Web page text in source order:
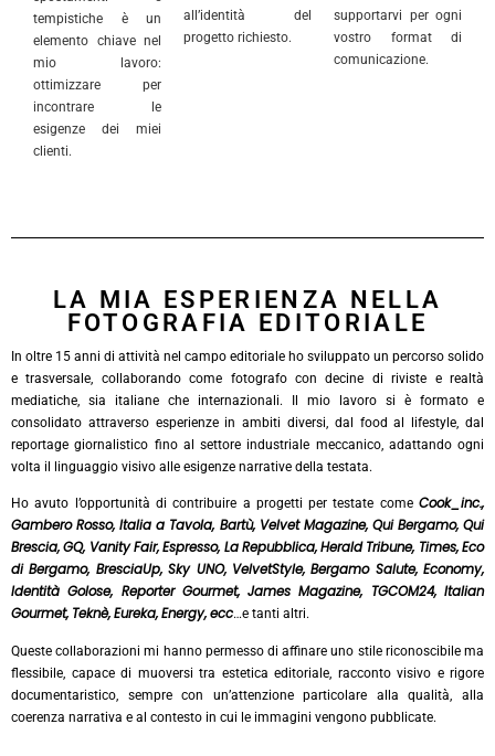
tempistiche è un
elemento chiave nel
mio lavoro:
ottimizzare per
incontrare le
esigenze dei miei
clienti.
all’identità del
progetto richiesto.
supportarvi per ogni
vostro format di
comunicazione.
LA MIA ESPERIENZA NELLA
FOTOGRAFIA EDITORIALE
In oltre 15 anni di attività nel campo editoriale ho sviluppato un percorso solido
e trasversale, collaborando come fotografo con decine di riviste e realtà
mediatiche, sia italiane che internazionali. Il mio lavoro si è formato e
consolidato attraverso esperienze in ambiti diversi, dal food al lifestyle, dal
reportage giornalistico fino al settore industriale meccanico, adattando ogni
volta il linguaggio visivo alle esigenze narrative della testata.
Ho avuto l’opportunità di contribuire a progetti per testate come Cook_inc.,
Gambero Rosso, Italia a Tavola, Bartù, Velvet Magazine, Qui Bergamo, Qui
Brescia, GQ, Vanity Fair, Espresso, La Repubblica, Herald Tribune, Times, Eco
di Bergamo, BresciaUp, Sky UNO, VelvetStyle, Bergamo Salute, Economy,
Identità Golose, Reporter Gourmet, James Magazine, TGCOM24, Italian
Gourmet, Teknè, Eureka, Energy, ecc…e tanti altri.
Queste collaborazioni mi hanno permesso di affinare uno stile riconoscibile ma
flessibile, capace di muoversi tra estetica editoriale, racconto visivo e rigore
documentaristico, sempre con un’attenzione particolare alla qualità, alla
coerenza narrativa e al contesto in cui le immagini vengono pubblicate.